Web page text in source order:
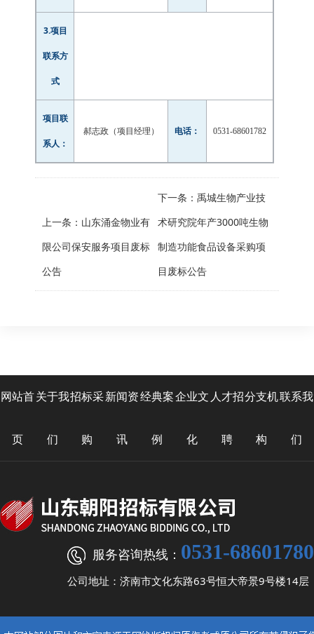
3.项目
联系方
式
项目联
系人：
郝志政（项目经理） 电话： 0531-68601782
上一条： 山东涌金物业有
限公司保安服务项目废标
公告
下一条： 禹城生物产业技
术研究院年产3000吨生物
制造功能食品设备采购项
目废标公告
网站首
页
关于我
们
招标采
购
新闻资
讯
经典案
例
企业文
化
人才招
聘
分支机
构
联系我
们
服务咨询热线： 0531-68601780
公司地址：济南市文化东路63号恒大帝景9号楼14层